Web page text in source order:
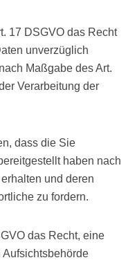
17 DSGVO das Recht
unverzüglich
Maßgabe des Art.
Verarbeitung der
dass die Sie
haben nach
und deren
zu fordern.
das Recht, eine